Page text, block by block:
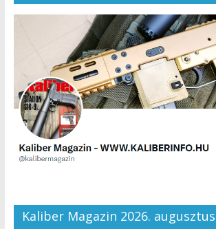
Kaliber Magazin 2026.